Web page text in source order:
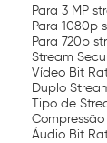
Para 3 MP
Para 1080p
Para 720p
Stream
Vídeo Bit
Duplo
Tipo de
Compressão
Áudio Bit